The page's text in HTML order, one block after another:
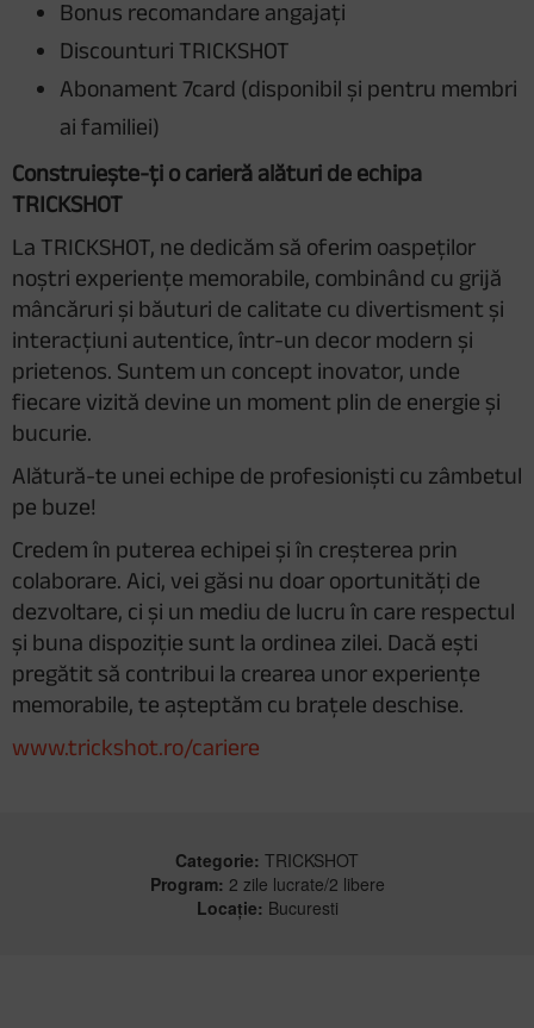
Bonus recomandare angajați
Discounturi TRICKSHOT
Abonament 7card (disponibil și pentru membri
ai familiei)
Construiește-ți o carieră alături de echipa
TRICKSHOT
La TRICKSHOT, ne dedicăm să oferim oaspeților
noștri experiențe memorabile, combinând cu grijă
mâncăruri și băuturi de calitate cu divertisment și
interacțiuni autentice, într-un decor modern și
prietenos. Suntem un concept inovator, unde
fiecare vizită devine un moment plin de energie și
bucurie.
Alătură-te unei echipe de profesioniști cu zâmbetul
pe buze!
Credem în puterea echipei și în creșterea prin
colaborare. Aici, vei găsi nu doar oportunități de
dezvoltare, ci și un mediu de lucru în care respectul
și buna dispoziție sunt la ordinea zilei. Dacă ești
pregătit să contribui la crearea unor experiențe
memorabile, te așteptăm cu brațele deschise.
www.trickshot.ro/cariere
Categorie: TRICKSHOT
Program: 2 zile lucrate/2 libere
Locație: Bucuresti